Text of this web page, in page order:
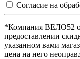
Согласие на
*Компания ВЕЛО52
предоставлении
указанном вами
цена на него